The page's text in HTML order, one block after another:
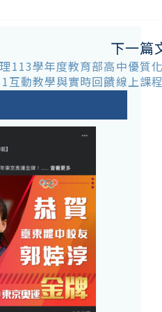
下一篇
113學年度教育部高中優質
互動教學與實時回饋線上課